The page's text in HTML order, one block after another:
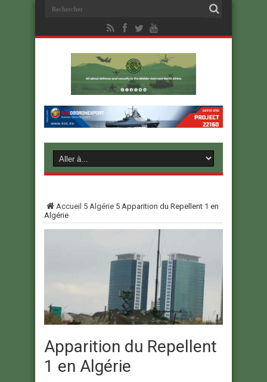
Accueil 5 Algérie 5 Apparition du Repellent 1 en
Algérie
Apparition du Repellent
1 en Algérie